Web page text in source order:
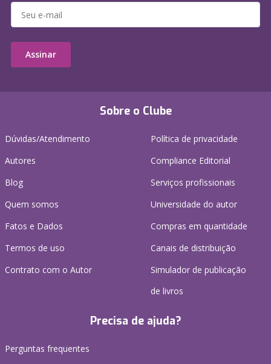
Sobre o Clube
Dúvidas/Atendimento
Autores
Blog
Quem somos
Fatos e Dados
Termos de uso
Contrato com o Autor
Política de privacidade
Compliance Editorial
Serviços profissionais
Universidade do autor
Compras em quantidade
Canais de distribuição
Simulador de publicação
de livros
Precisa de ajuda?
Perguntas frequentes
Assinar